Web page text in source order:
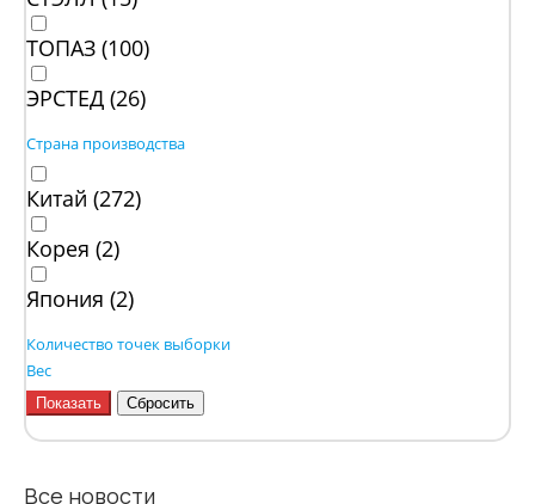
ТОПАЗ (100)
ЭРСТЕД (26)
Страна производства
Китай (272)
Корея (2)
Япония (2)
Количество точек выборки
Вес
Все новости